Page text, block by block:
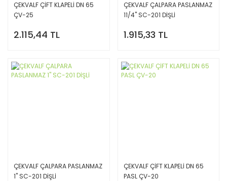
ÇEKVALF ÇİFT KLAPELİ DN 65
ÇV-25
2.115,44 TL
ÇEKVALF ÇALPARA PASLANMAZ
11/4'' SC-201 DİŞLİ
1.915,33 TL
ÇEKVALF ÇALPARA PASLANMAZ
1'' SC-201 DİŞLİ
ÇEKVALF ÇİFT KLAPELİ DN 65
PASL ÇV-20